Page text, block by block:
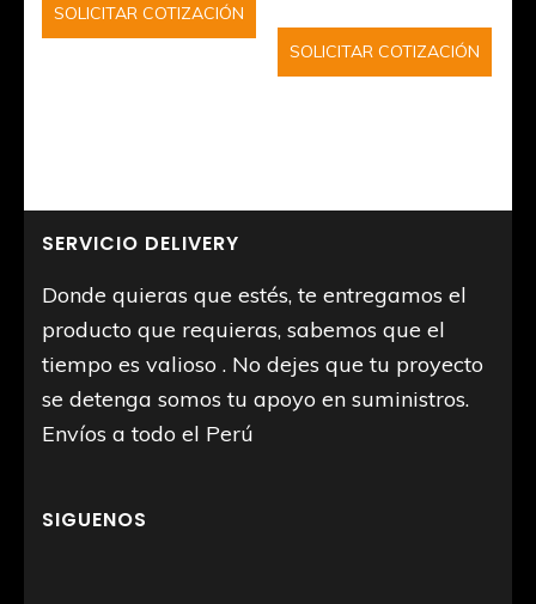
SOLICITAR COTIZACIÓN
SOLICITAR COTIZACIÓN
SERVICIO DELIVERY
Donde quieras que estés, te entregamos el
producto que requieras, sabemos que el
tiempo es valioso . No dejes que tu proyecto
se detenga somos tu apoyo en suministros.
Envíos a todo el Perú
SIGUENOS